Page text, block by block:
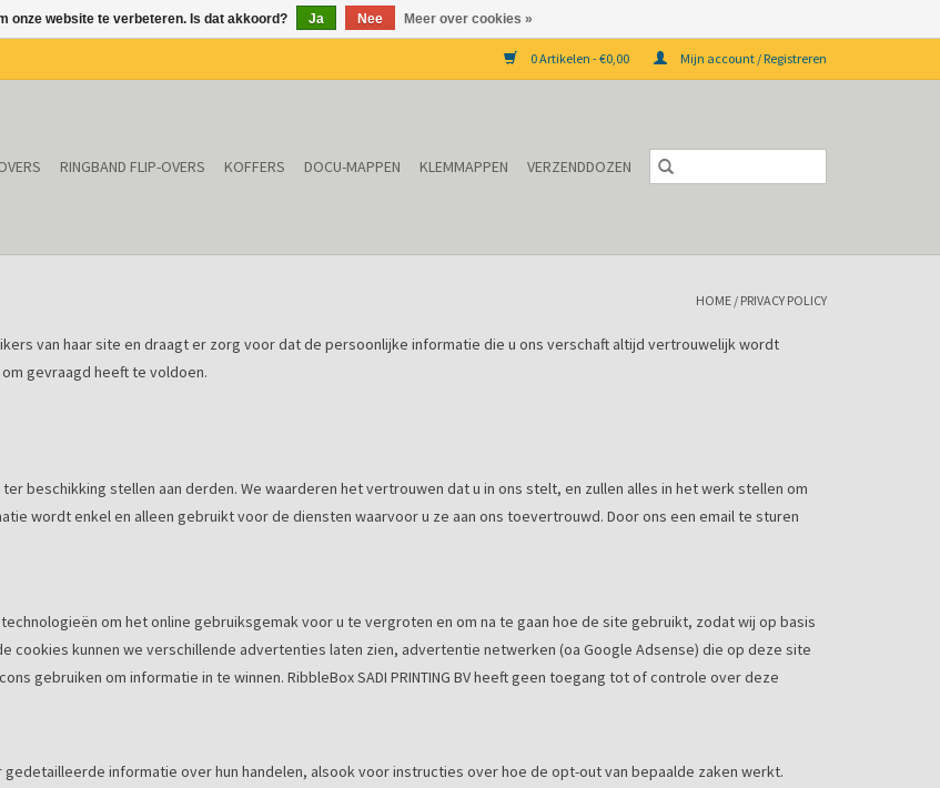
0 Artikelen - €0,00 Mijn account / Registreren
RINGBAND FLIP-OVERS KOFFERS DOCU-MAPPEN KLEMMAPPEN VERZENDDOZEN
HOME / PRIVACY POLICY
van haar site en draagt er zorg voor dat de persoonlijke informatie die u ons verschaft altijd vertrouwelijk wordt
gevraagd heeft te voldoen.
beschikking stellen aan derden. We waarderen het vertrouwen dat u in ons stelt, en zullen alles in het werk stellen om
wordt enkel en alleen gebruikt voor de diensten waarvoor u ze aan ons toevertrouwd. Door ons een email te sturen
technologieën om het online gebruiksgemak voor u te vergroten en om na te gaan hoe de site gebruikt, zodat wij op basis
cookies kunnen we verschillende advertenties laten zien, advertentie netwerken (oa Google Adsense) die op deze site
gebruiken om informatie in te winnen. RibbleBox SADI PRINTING BV heeft geen toegang tot of controle over deze
informatie over hun handelen, alsook voor instructies over hoe de opt-out van bepaalde zaken werkt.
onze website te verbeteren. Is dat akkoord? Ja Nee Meer over cookies »